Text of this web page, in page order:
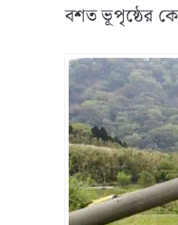
বশত ভূপৃষ্ঠের